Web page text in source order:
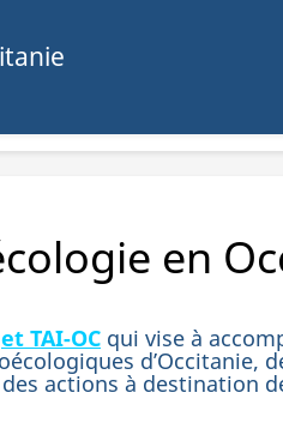
en
TAI-OC qui vise à
d’Occitanie,
actions à destination